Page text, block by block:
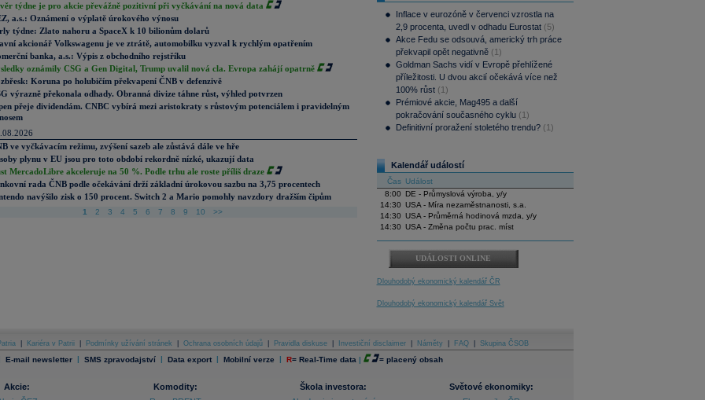
týdne je pro akcie převážně pozitivní při vyčkávání na nová data
a.s.: Oznámení o výplatě úrokového výnosu
týdne: Zlato nahoru a SpaceX k 10 bilionům dolarů
akcionář Volkswagenu je ve ztrátě, automobilku vyzval k rychlým opatřením
banka, a.s.: Výpis z obchodního rejstříku
oznámily CSG a Gen Digital, Trump uvalil nová cla. Evropa zahájí opatrně
Koruna po holubičím překvapení ČNB v defenzivě
výrazně překonala odhady. Obranná divize táhne růst, výhled potvrzen
přeje dividendám. CNBC vybírá mezi aristokraty s růstovým potenciálem i pravidelným
ve vyčkávacím režimu, zvýšení sazeb ale zůstává dále ve hře
plynu v EU jsou pro toto období rekordně nízké, ukazují data
MercadoLibre akceleruje na 50 %. Podle trhu ale roste příliš draze
rada ČNB podle očekávání drží základní úrokovou sazbu na 3,75 procentech
navýšilo zisk o 150 procent. Switch 2 a Mario pomohly navzdory dražším čipům
1 2 3 4 5 6 7 8 9 10 >>
Inflace v eurozóně v červenci vzrostla na
2,9 procenta, uvedl v odhadu Eurostat (5)
Akce Fedu se odsouvá, americký trh práce
překvapil opět negativně (1)
Goldman Sachs vidí v Evropě přehlížené
příležitosti. U dvou akcií očekává více než
100% růst (1)
Prémiové akcie, Mag495 a další
pokračování současného cyklu (1)
Definitivní proražení stoletého trendu? (1)
Kalendář událostí
Čas Událost
8:00
DE - Průmyslová výroba, y/y
14:30 USA - Míra nezaměstnanosti, s.a.
14:30 USA - Průměrná hodinová mzda, y/y
14:30 USA - Změna počtu prac. míst
UDÁLOSTI ONLINE
Dlouhodobý ekonomický kalendář ČR
Dlouhodobý ekonomický kalendář Svět
Kariéra v Patrii Podmínky užívání stránek Ochrana osobních údajů Pravidla diskuse Investiční disclaimer Náměty FAQ Skupina ČSOB
E-mail newsletter | SMS zpravodajství | Data export | Mobilní verze | R= Real-Time data | = placený obsah
Akcie:
Komodity:
Škola investora:
Světové ekonomiky: